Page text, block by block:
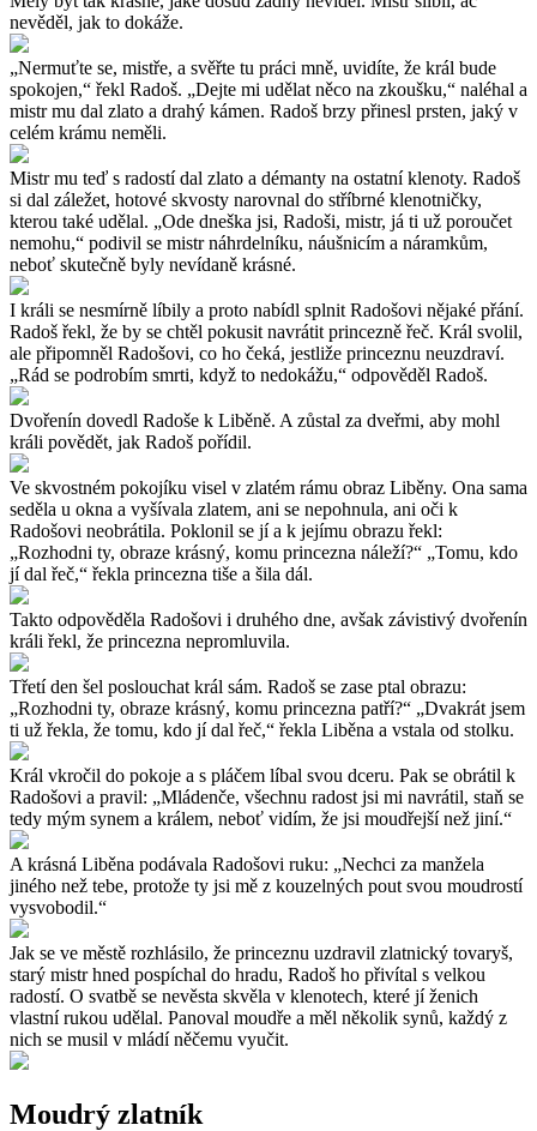
nevěděl, jak to dokáže.
„Nermuťte se, mistře, a svěřte tu práci mně, uvidíte, že král bude
spokojen,“ řekl Radoš. „Dejte mi udělat něco na zkoušku,“ naléhal a
mistr mu dal zlato a drahý kámen. Radoš brzy přinesl prsten, jaký v
celém krámu neměli.
Mistr mu teď s radostí dal zlato a démanty na ostatní klenoty. Radoš
si dal záležet, hotové skvosty narovnal do stříbrné klenotničky,
kterou také udělal. „Ode dneška jsi, Radoši, mistr, já ti už poroučet
nemohu,“ podivil se mistr náhrdelníku, náušnicím a náramkům,
neboť skutečně byly nevídaně krásné.
I králi se nesmírně líbily a proto nabídl splnit Radošovi nějaké přání.
Radoš řekl, že by se chtěl pokusit navrátit princezně řeč. Král svolil,
ale připomněl Radošovi, co ho čeká, jestliže princeznu neuzdraví.
„Rád se podrobím smrti, když to nedokážu,“ odpověděl Radoš.
Dvořenín dovedl Radoše k Liběně. A zůstal za dveřmi, aby mohl
králi povědět, jak Radoš pořídil.
Ve skvostném pokojíku visel v zlatém rámu obraz Liběny. Ona sama
seděla u okna a vyšívala zlatem, ani se nepohnula, ani oči k
Radošovi neobrátila. Poklonil se jí a k jejímu obrazu řekl:
„Rozhodni ty, obraze krásný, komu princezna náleží?“ „Tomu, kdo
jí dal řeč,“ řekla princezna tiše a šila dál.
Takto odpověděla Radošovi i druhého dne, avšak závistivý dvořenín
králi řekl, že princezna nepromluvila.
Třetí den šel poslouchat král sám. Radoš se zase ptal obrazu:
„Rozhodni ty, obraze krásný, komu princezna patří?“ „Dvakrát jsem
ti už řekla, že tomu, kdo jí dal řeč,“ řekla Liběna a vstala od stolku.
Král vkročil do pokoje a s pláčem líbal svou dceru. Pak se obrátil k
Radošovi a pravil: „Mládenče, všechnu radost jsi mi navrátil, staň se
tedy mým synem a králem, neboť vidím, že jsi moudřejší než jiní.“
A krásná Liběna podávala Radošovi ruku: „Nechci za manžela
jiného než tebe, protože ty jsi mě z kouzelných pout svou moudrostí
vysvobodil.“
Jak se ve městě rozhlásilo, že princeznu uzdravil zlatnický tovaryš,
starý mistr hned pospíchal do hradu, Radoš ho přivítal s velkou
radostí. O svatbě se nevěsta skvěla v klenotech, které jí ženich
vlastní rukou udělal. Panoval moudře a měl několik synů, každý z
nich se musil v mládí něčemu vyučit.
Moudrý zlatník